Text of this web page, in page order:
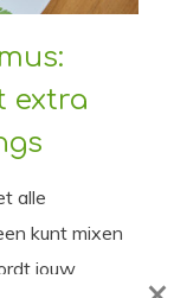
extra
alle
kunt mixen
jouw